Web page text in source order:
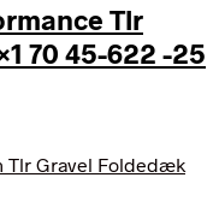
Tlr
70 45-622 -25